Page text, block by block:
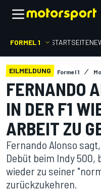
FORMEL 1 STARTSEITE
EILMELDUNG Formel 1
FERNANDO
IN DER F1
ARBEIT ZU
Fernando Alonso
Debüt beim Indy 500,
wieder zu seiner
zurückzukehren.